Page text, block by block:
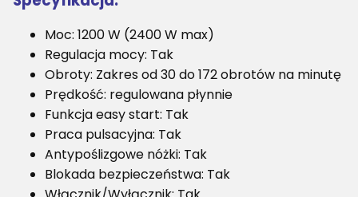
Moc: 1200 W (2400 W max)
Regulacja mocy: Tak
Obroty: Zakres od 30 do 172 obrotów na minutę
Prędkość: regulowana płynnie
Funkcja easy start: Tak
Praca pulsacyjna: Tak
Antypoślizgowe nóżki: Tak
Blokada bezpieczeństwa: Tak